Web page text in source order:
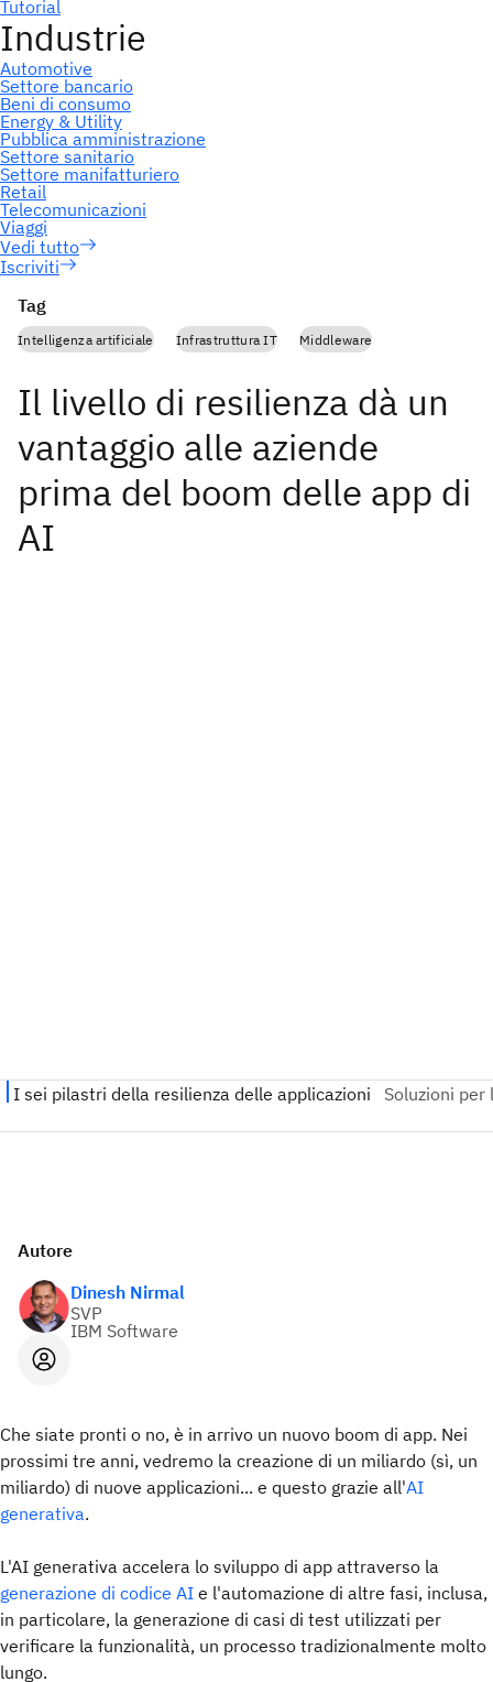
Iscriviti
Tag
Intelligenza artificiale Infrastruttura IT Middleware
Il livello di resilienza dà un
vantaggio alle aziende
prima del boom delle app di
AI
Autore
Dinesh Nirmal
SVP
IBM Software
Che siate pronti o no, è in arrivo un nuovo boom di app. Nei
prossimi tre anni, vedremo la creazione di un miliardo (sì, un
miliardo) di nuove applicazioni... e questo grazie all'AI
generativa.
L'AI generativa accelera lo sviluppo di app attraverso la
generazione di codice AI e l'automazione di altre fasi, inclusa,
in particolare, la generazione di casi di test utilizzati per
verificare la funzionalità, un processo tradizionalmente molto
lungo.